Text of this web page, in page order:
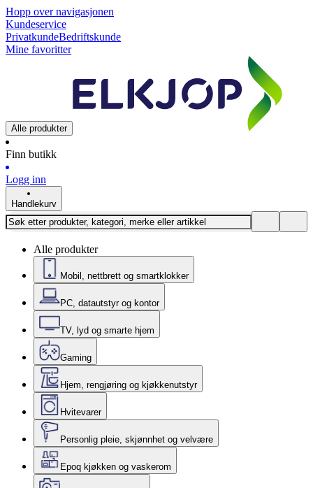
Hopp over navigasjonen
Kundeservice
PrivatkundeBedriftskunde
Mine favoritter
Alle produkter
Finn butikk
Logg inn
Handlekurv
Alle produkter
Mobil, nettbrett og smartklokker
PC, datautstyr og kontor
TV, lyd og smarte hjem
Gaming
Hjem, rengjøring og kjøkkenutstyr
Hvitevarer
Personlig pleie, skjønnhet og velvære
Epoq kjøkken og vaskerom